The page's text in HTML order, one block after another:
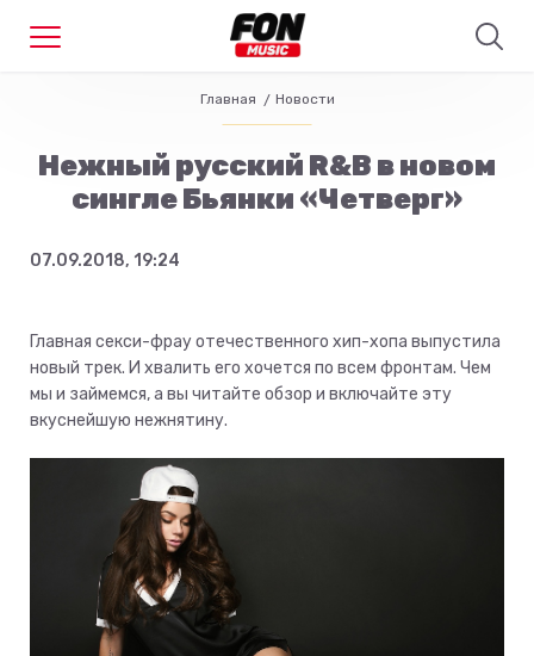
Главная Новости
Нежный русский R&B в новом
сингле Бьянки «Четверг»
07.09.2018, 19:24
Главная секси-фрау отечественного хип-хопа выпустила
новый трек. И хвалить его хочется по всем фронтам. Чем
мы и займемся, а вы читайте обзор и включайте эту
вкуснейшую нежнятину.